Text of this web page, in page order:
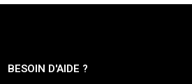
BESOIN D'AIDE ?